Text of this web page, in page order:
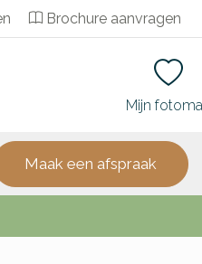
Brochure aanvragen
Mijn
Maak een afspraak